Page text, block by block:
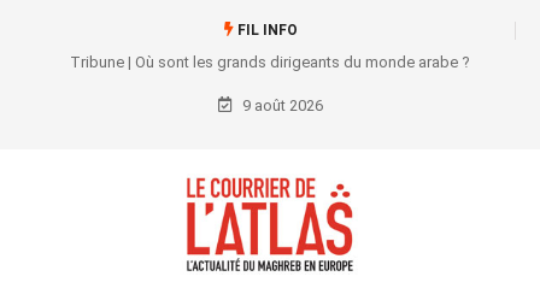
FIL INFO
Tribune | Où sont les grands dirigeants du monde arabe ?
9 août 2026